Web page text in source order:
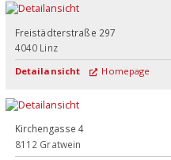
Freistädterstraße 297
4040 Linz
Detailansicht Homepage
Kirchengasse 4
8112 Gratwein